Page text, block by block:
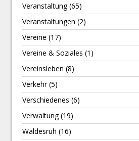
Veranstaltung(65)
Veranstaltungen (2)
Vereine (17)
Vereine & Soziales (1)
Vereinsleben (8)
Verkehr(5)
Verschiedenes (6)
Verwaltung(19)
Waldesruh (16)